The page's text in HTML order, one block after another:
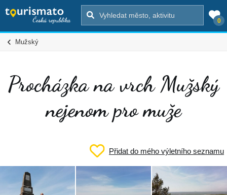
0
Mužský
Procházka na vrch Mužský
nejenom pro muže
Přidat do mého výletního seznamu